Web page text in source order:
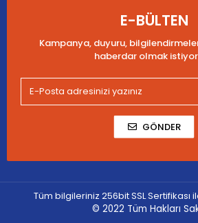
E-BÜLTEN
Kampanya, duyuru,
haberdar olmak
GÖNDER
Tüm bilgileriniz 256bit SSL Sertifikası
© 2022 Tüm Hakları